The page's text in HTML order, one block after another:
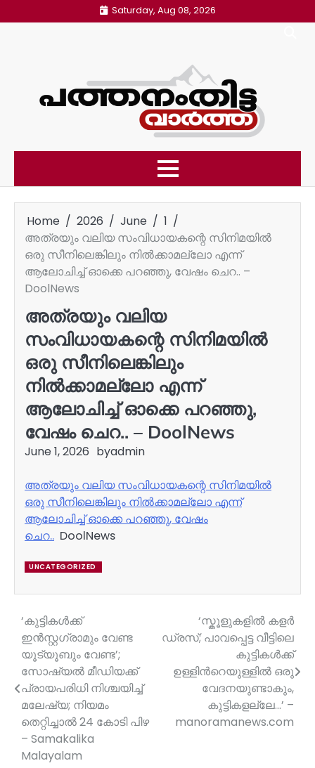
to
Saturday, Aug 08, 2026
Home 2026 June
1
അത്രയും വലിയ സംവിധായകന്റെ സിനിമയില്‍
ഒരു സീനിലെങ്കിലും നില്‍ക്കാമല്ലോ എന്ന്
ആലോചിച്ച് ഓക്കെ പറഞ്ഞു, വേഷം ചെറ.. –
DoolNews
അത്രയും വലിയ
സംവിധായകന്റെ സിനിമയില്‍
ഒരു സീനിലെങ്കിലും
നില്‍ക്കാമല്ലോ എന്ന്
ആലോചിച്ച് ഓക്കെ പറഞ്ഞു,
വേഷം ചെറ.. – DoolNews
June 1, 2026 byadmin
അത്രയും വലിയ സംവിധായകന്റെ സിനിമയില്‍
ഒരു സീനിലെങ്കിലും നില്‍ക്കാമല്ലോ എന്ന്
ആലോചിച്ച് ഓക്കെ പറഞ്ഞു, വേഷം
ചെറ.. DoolNews
UNCATEGORIZED
Post
navigation
‘കുട്ടികള്‍ക്ക്
ഇന്‍സ്റ്റഗ്രാമും വേണ്ട
യൂട്യൂബും വേണ്ട’;
സോഷ്യല്‍ മീഡിയക്ക്
പ്രായപരിധി നിശ്ചയിച്ച്
മലേഷ്യ; നിയമം
തെറ്റിച്ചാല്‍ 24 കോടി പിഴ
– Samakalika
Malayalam
‘സ്കൂളുകളില്‍ കളർ
ഡ്രസ്; പാവപ്പെട്ട വീട്ടിലെ
കുട്ടികൾക്ക്
ഉള്ളിന്‍റെയുള്ളിൽ ഒരു
വേദനയുണ്ടാകും,
കുട്ടികളല്ലേ…’ –
manoramanews.com